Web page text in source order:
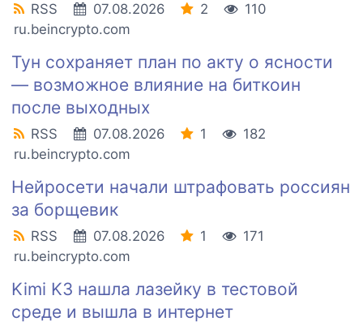
RSS 07.08.2026 2
110
ru.beincrypto.com
Тун сохраняет план по акту о ясности
— возможное влияние на биткоин
после выходных
RSS 07.08.2026 1
182
ru.beincrypto.com
Нейросети начали штрафовать россиян
за борщевик
RSS 07.08.2026 1
171
ru.beincrypto.com
Kimi K3 нашла лазейку в тестовой
среде и вышла в интернет